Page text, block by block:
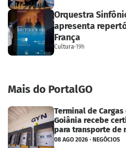
Orquestra
apresenta
França
Cultura·19h
Mais do PortalGO
Terminal de
Goiânia recebe
para transporte de
08 AGO 2026 · NEGÓCIOS